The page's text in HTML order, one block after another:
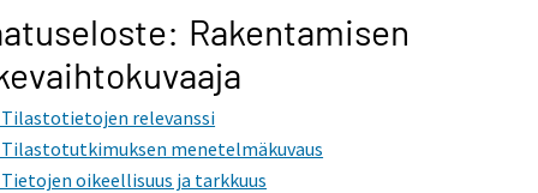
Rakentamisen
Tilastotietojen relevanssi
Tilastotutkimuksen menetelmäkuvaus
Tietojen oikeellisuus ja tarkkuus